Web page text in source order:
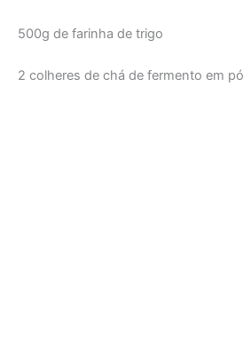
500g de farinha de trigo
2 colheres de chá de fermento em pó